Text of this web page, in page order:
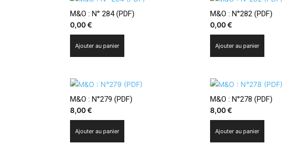
M&O : N° 284 (PDF)
0,00€
Ajouter au panier
M&O : N°282 (PDF)
0,00€
Ajouter au panier
M&O : N°279 (PDF)
8,00€
Ajouter au panier
M&O : N°278 (PDF)
8,00€
Ajouter au panier